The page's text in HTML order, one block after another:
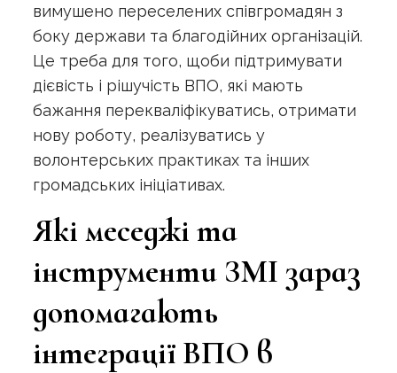
вимушено переселених співгромадян з
боку держави та благодійних організацій.
Це треба для того, щоби підтримувати
дієвість і рішучість ВПО, які мають
бажання перекваліфікуватись, отримати
нову роботу, реалізуватись у
волонтерських практиках та інших
громадських ініціативах.
Які меседжі та
інструменти ЗМІ зараз
допомагають
інтеграції ВПО в